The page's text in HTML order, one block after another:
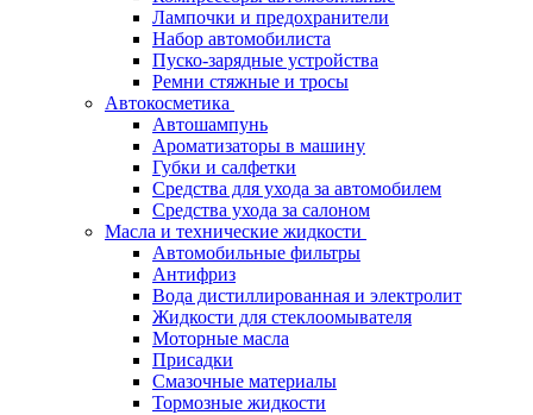
Лампочки и предохранители
Набор автомобилиста
Пуско-зарядные устройства
Ремни стяжные и тросы
Автокосметика
Автошампунь
Ароматизаторы в машину
Губки и салфетки
Средства для ухода за автомобилем
Средства ухода за салоном
Масла и технические жидкости
Автомобильные фильтры
Антифриз
Вода дистиллированная и электролит
Жидкости для стеклоомывателя
Моторные масла
Присадки
Смазочные материалы
Тормозные жидкости